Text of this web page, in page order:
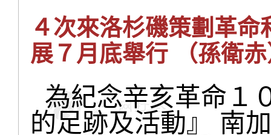
４次來洛杉磯策劃革
展７月底舉行 （孫衛
為紀念辛亥革命１
的足跡及活動』 南